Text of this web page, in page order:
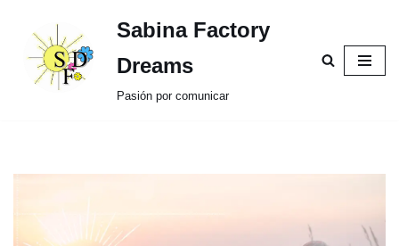
Saltar
Sabina Factory
Dreams
Pasión por comunicar